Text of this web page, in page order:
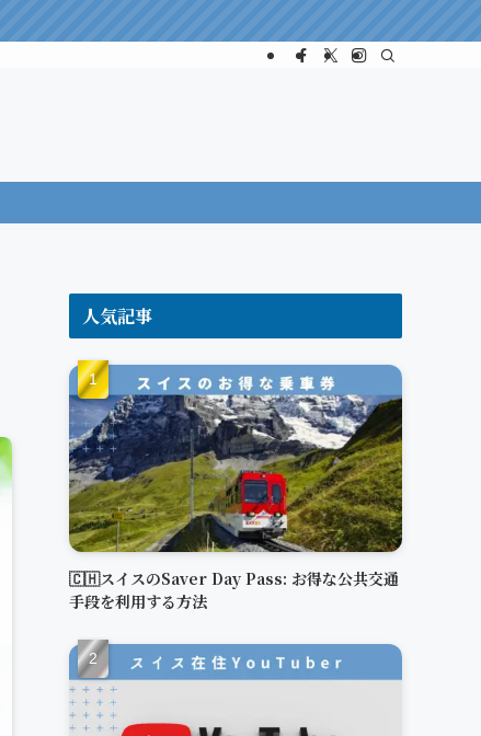
人気記事
🇨🇭スイスのSaver Day Pass: お得な公共交通
手段を利用する方法